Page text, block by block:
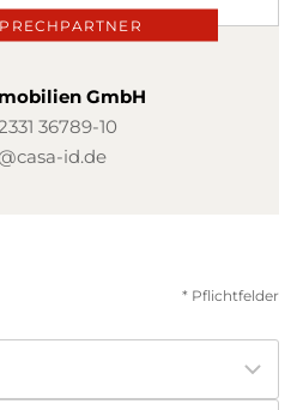
* Pflichtfelder
GmbH
36789-10
id.de